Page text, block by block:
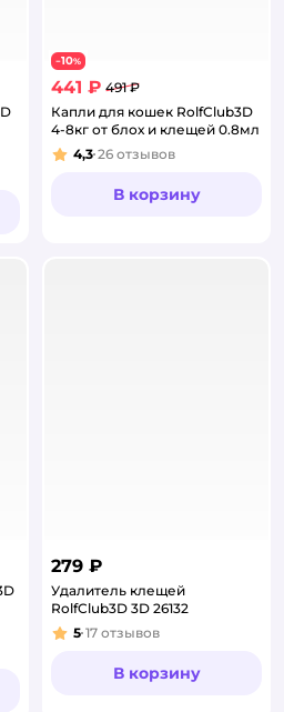
−10%
441 ₽ 491 ₽
Капли для кошек RolfClub3D
4-8кг от блох и клещей 0.8мл
Рейтинг:
4,3 26 отзывов
В корзину
279 ₽
Удалитель клещей
RolfClub3D 3D 26132
Рейтинг:
5 17 отзывов
В корзину